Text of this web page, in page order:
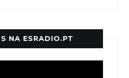
NA ESRADIO.PT